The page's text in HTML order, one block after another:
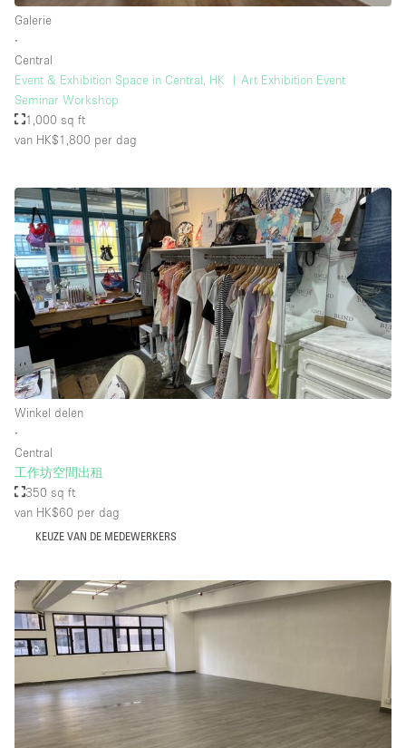
Soundproof
Toegankelijk voor mensen met handicap
Toiletten
Tuin
Verlichting
Verwarming
Voorraadkamer
Water Access
Whitebox / Minimaal
Begane grond tuin
Begane grond straatkant
Terras
Boven
Overig
Galerie
∙
Central
Event & Exhibition Space in Central, HK ︳Art Exhibition Event
Seminar Workshop
1,000 sq ft
van HK$1,800 per dag
Winkel delen
∙
Central
工作坊空間出租
350 sq ft
van HK$60 per dag
KEUZE VAN DE MEDEWERKERS